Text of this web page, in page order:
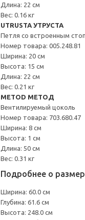
Длина: 22 см
Вес: 0.16 кг
UTRUSTA УТРУСТА
Петля со встроенным
Номер товара: 005.248.81
Ширина: 20 см
Высота: 15 см
Длина: 22 см
Вес: 0.21 кг
METOD МЕТОД
Вентилируемый цоколь
Номер товара: 703.680.47
Ширина: 8 см
Высота: 1 см
Длина: 50 см
Вес: 0.31 кг
Подробнее о
Ширина: 60.0 см
Глубина: 61.6 см
Высота: 248.0 см